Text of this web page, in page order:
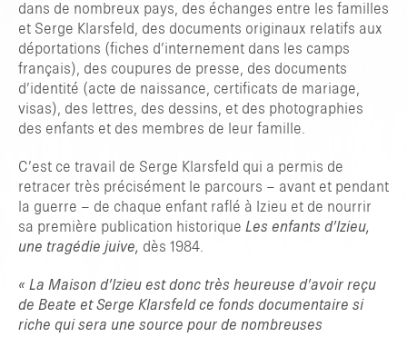
TAPER ENTRER POUR RECHERCHER OU ESC POUR FERMER
dans de nombreux pays, des échanges entre les familles
et Serge Klarsfeld, des documents originaux relatifs aux
déportations (fiches d’internement dans les camps
français), des coupures de presse, des documents
d’identité (acte de naissance, certificats de mariage,
visas), des lettres, des dessins, et des photographies
des enfants et des membres de leur famille.
C’est ce travail de Serge Klarsfeld qui a permis de
retracer très précisément le parcours – avant et pendant
la guerre – de chaque enfant raflé à Izieu et de nourrir
sa première publication historique Les enfants d’Izieu,
une tragédie juive, dès 1984.
« La Maison d’Izieu est donc très heureuse d’avoir reçu
de Beate et Serge Klarsfeld ce fonds documentaire si
riche qui sera une source pour de nombreuses